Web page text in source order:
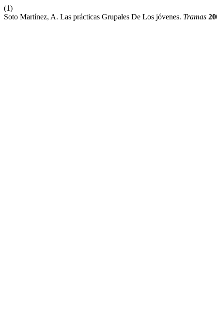
(1)
Soto Martínez, A. Las prácticas Grupales De Los jóvenes. Tramas